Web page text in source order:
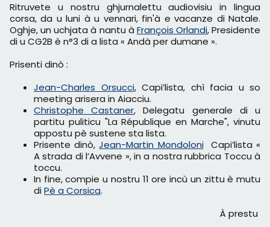
Ritruvete u nostru ghjurnalettu audiovisiu in lingua
corsa, da u luni à u vennari, fin'à e vacanze di Natale.
Oghje, un uchjata à nantu à François Orlandi, Presidente
di u CG2B è n°3 di a lista « Andà per dumane ».
Prisenti dinò :
Jean-Charles Orsucci, Capi’lista, chì facia u so
meeting arisera in Aiacciu.
Christophe Castaner, Delegatu generale di u
partitu puliticu "La République en Marche", vinutu
appostu pè sustene sta lista.
Prisente dinò,Jean-Martin MondoloniCapi’lista «
A strada di l’Avvene », in a nostra rubbrica Toccu à
toccu.
In fine, compie u nostru 11 ore incù un zittu è mutu
diPè a Corsica.
À prestu